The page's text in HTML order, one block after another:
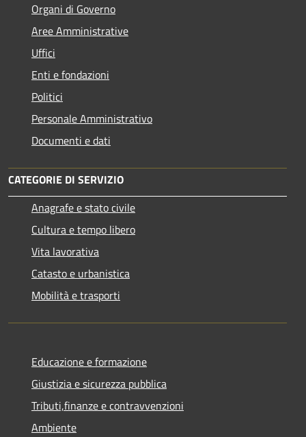
Organi di Governo
Aree Amministrative
Uffici
Enti e fondazioni
Politici
Personale Amministrativo
Documenti e dati
CATEGORIE DI SERVIZIO
Anagrafe e stato civile
Cultura e tempo libero
Vita lavorativa
Catasto e urbanistica
Mobilità e trasporti
Educazione e formazione
Giustizia e sicurezza pubblica
Tributi,finanze e contravvenzioni
Ambiente